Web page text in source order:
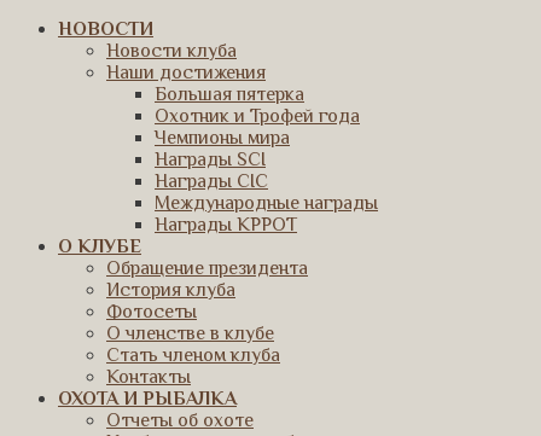
НОВОСТИ
Новости клуба
Наши достижения
Большая пятерка
Охотник и Трофей года
Чемпионы мира
Награды SCI
Награды CIC
Международные награды
Награды КРРОТ
О КЛУБЕ
Обращение президента
История клуба
Фотосеты
О членстве в клубе
Стать членом клуба
Контакты
ОХОТА И РЫБАЛКА
Отчеты об охоте